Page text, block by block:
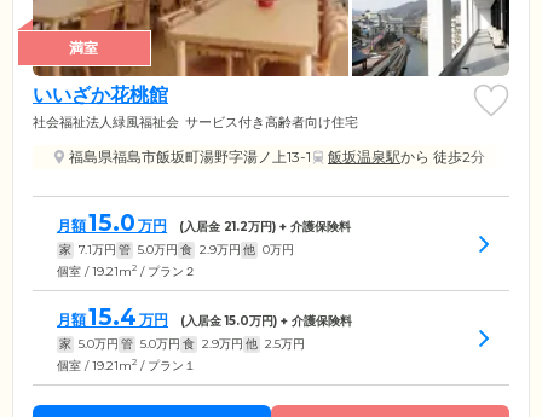
満室
いいざか花桃館
社会福祉法人緑風福祉会 サービス付き高齢者向け住宅
福島県福島市飯坂町湯野字湯ノ上13-1 飯坂温泉駅から 徒歩2分
月額15.0 万円 (入居金 21.2万円) + 介護保険料
家 7.1万円 管 5.0万円 食 2.9万円 他 0万円
個室 / 19.21m2 / プラン２
月額15.4 万円 (入居金15.0万円) + 介護保険料
家 5.0万円 管 5.0万円 食 2.9万円 他 2.5万円
個室 / 19.21m2 / プラン１